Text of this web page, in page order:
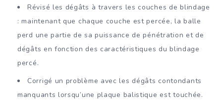
Révisé les dégâts à travers les couches de blindage
: maintenant que chaque couche est percée, la balle
perd une partie de sa puissance de pénétration et de
dégâts en fonction des caractéristiques du blindage
percé.
Corrigé un problème avec les dégâts contondants
manquants lorsqu’une plaque balistique est touchée.